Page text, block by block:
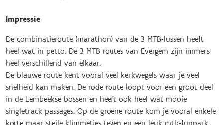
Impressie
De combinatieroute (marathon) van de 3 MTB-lussen heeft
heel wat in petto. De 3 MTB routes van Evergem zijn immers
heel verschillend van elkaar.
De blauwe route kent vooral veel kerkwegels waar je veel
snelheid kan maken. De rode route loopt voor een groot deel
in de Lembeekse bossen en heeft ook heel wat mooie
singletrack passages. Op de groene route kom je vooral enkele
korte maar steile klimmetjes tegen en een leuk mtb-funpark.